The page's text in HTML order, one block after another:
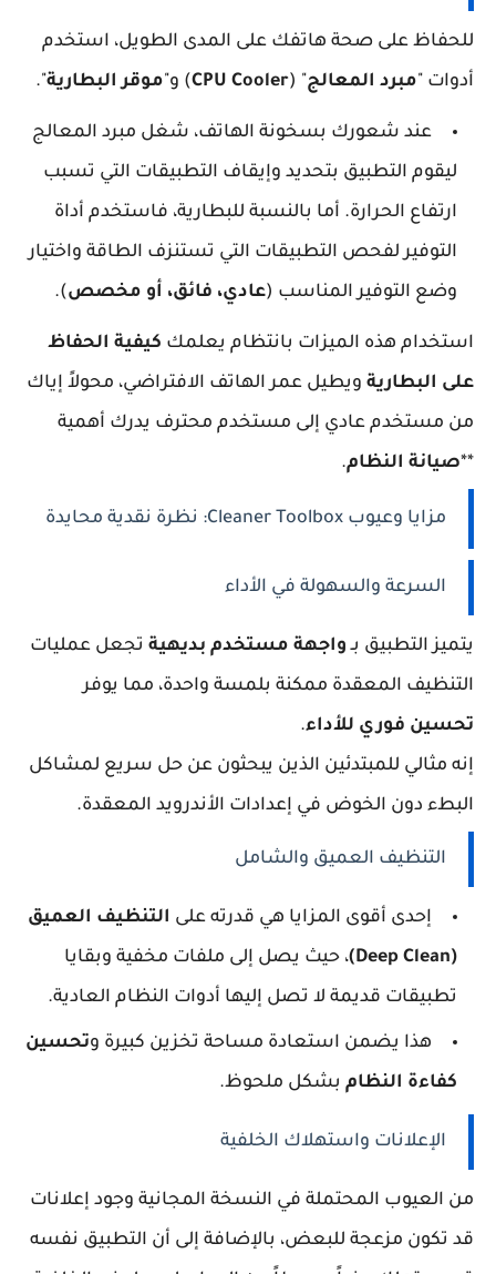
للحفاظ على صحة هاتفك على المدى الطويل، استخدم
أدوات "مبرد المعالج" (
CPU Cooler) و"موقر البطارية".
عند شعورك بسخونة الهاتف، شغل مبرد المعالج
ليقوم التطبيق بتحديد وإيقاف التطبيقات التي تسبب
ارتفاع الحرارة. أما بالنسبة للبطارية، فاستخدم أداة
التوفير لفحص التطبيقات التي تستنزف الطاقة واختيار
وضع التوفير المناسب (عادي، فائق، أو مخصص).
استخدام هذه الميزات بانتظام يعلمك كيفية الحفاظ
على البطارية ويطيل عمر الهاتف الافتراضي، محولاً إياك
من مستخدم عادي إلى مستخدم محترف يدرك أهمية
**صيانة النظام.
مزايا وعيوب Cleaner Toolbox: نظرة نقدية محايدة
السرعة والسهولة في الأداء
يتميز التطبيق بـ واجهة مستخدم بديهية تجعل عمليات
التنظيف المعقدة ممكنة بلمسة واحدة، مما يوفر
تحسين فوري للأداء.
إنه مثالي للمبتدئين الذين يبحثون عن حل سريع لمشاكل
البطء دون الخوض في إعدادات الأندرويد المعقدة.
التنظيف العميق والشامل
إحدى أقوى المزايا هي قدرته على التنظيف العميق
(Deep Clean)
، حيث يصل إلى ملفات مخفية وبقايا
تطبيقات قديمة لا تصل إليها أدوات النظام العادية.
هذا يضمن استعادة مساحة تخزين كبيرة وتحسين
كفاءة النظام بشكل ملحوظ.
الإعلانات واستهلاك الخلفية
من العيوب المحتملة في النسخة المجانية وجود إعلانات
قد تكون مزعجة للبعض، بالإضافة إلى أن التطبيق نفسه